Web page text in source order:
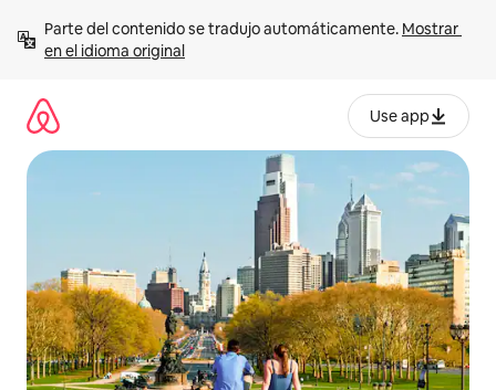
contenido
Parte del contenido se tradujo automáticamente. Mostrar
en el idioma original
Use app